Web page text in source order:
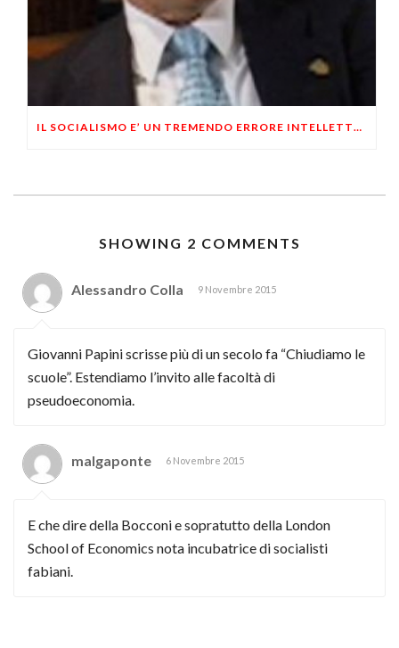
IL SOCIALISMO E’ UN TREMENDO ERRORE INTELLETTUALE
SHOWING 2 COMMENTS
Alessandro Colla 9 Novembre 2015
Giovanni Papini scrisse più di un secolo fa “Chiudiamo le
scuole”. Estendiamo l’invito alle facoltà di
pseudoeconomia.
malgaponte 6 Novembre 2015
E che dire della Bocconi e sopratutto della London
School of Economics nota incubatrice di socialisti
fabiani.